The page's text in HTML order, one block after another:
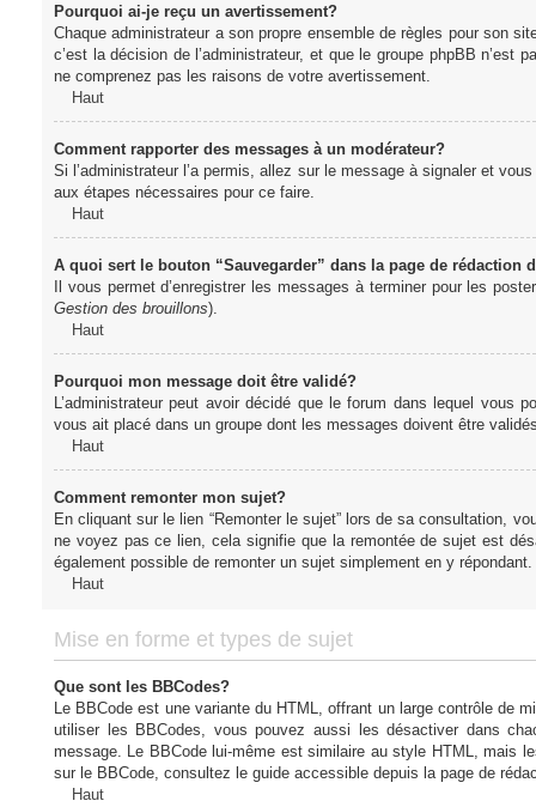
Pourquoi ai-je reçu un avertissement?
Chaque administrateur a son propre ensemble de règles pour son
c’est la décision de l’administrateur, et que le groupe phpBB n’est
ne comprenez pas les raisons de votre avertissement.
Haut
Comment rapporter des messages à un modérateur?
Si l’administrateur l’a permis, allez sur le message à signaler et
aux étapes nécessaires pour ce faire.
Haut
A quoi sert le bouton “Sauvegarder” dans la page de rédaction
Il vous permet d’enregistrer les messages à terminer pour les
Gestion des brouillons).
Haut
Pourquoi mon message doit être validé?
L’administrateur peut avoir décidé que le forum dans lequel vous
vous ait placé dans un groupe dont les messages doivent être
Haut
Comment remonter mon sujet?
En cliquant sur le lien “Remonter le sujet” lors de sa consultation,
ne voyez pas ce lien, cela signifie que la remontée de sujet est
également possible de remonter un sujet simplement en y
Haut
Mise en forme et types de sujet
Que sont les BBCodes?
Le BBCode est une variante du HTML, offrant un large contrôle de
utiliser les BBCodes, vous pouvez aussi les désactiver dans
message. Le BBCode lui-même est similaire au style HTML, mais
sur le BBCode, consultez le guide accessible depuis la page de
Haut